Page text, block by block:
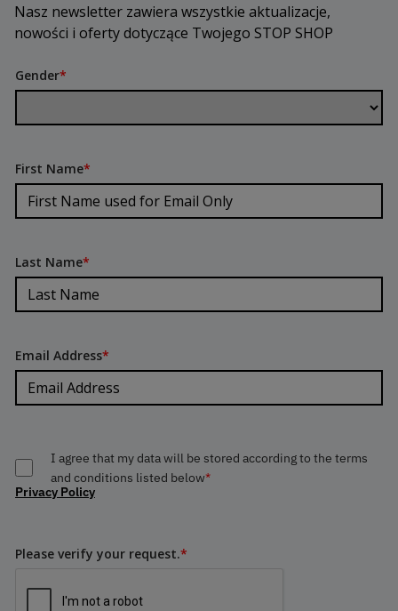
Nasz newsletter zawiera wszystkie aktualizacje,
nowości i oferty dotyczące Twojego STOP SHOP
Gender*
First Name*
Last Name*
Email Address*
I agree that my data will be stored according to the terms
and conditions listed below*
Privacy Policy
Please verify your request.*